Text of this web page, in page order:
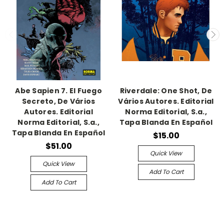
Abe Sapien 7. El Fuego
Secreto, De Vários
Autores. Editorial
Norma Editorial, S.a.,
Tapa Blanda En Español
$51.00
Quick View
Add To Cart
Riverdale: One Shot, De
Vários Autores. Editorial
Norma Editorial, S.a.,
Tapa Blanda En Español
$15.00
Quick View
Add To Cart